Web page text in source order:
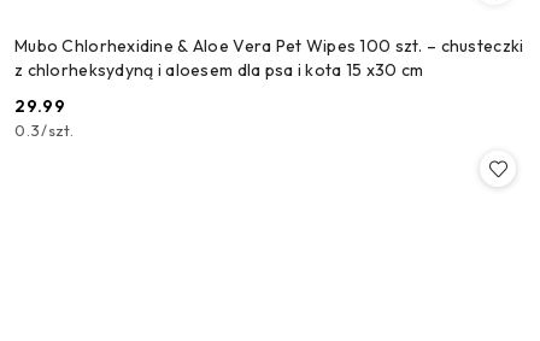
Mubo Chlorhexidine & Aloe Vera Pet Wipes 100 szt. – chusteczki
z chlorheksydyną i aloesem dla psa i kota 15 x30 cm
Cena:
29.99
0.3/szt.